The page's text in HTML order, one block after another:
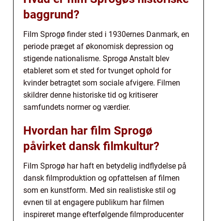
baggrund?
Film Sprogø finder sted i 1930ernes Danmark, en
periode præget af økonomisk depression og
stigende nationalisme. Sprogø Anstalt blev
etableret som et sted for tvunget ophold for
kvinder betragtet som sociale afvigere. Filmen
skildrer denne historiske tid og kritiserer
samfundets normer og værdier.
Hvordan har film Sprogø
påvirket dansk filmkultur?
Film Sprogø har haft en betydelig indflydelse på
dansk filmproduktion og opfattelsen af filmen
som en kunstform. Med sin realistiske stil og
evnen til at engagere publikum har filmen
inspireret mange efterfølgende filmproducenter